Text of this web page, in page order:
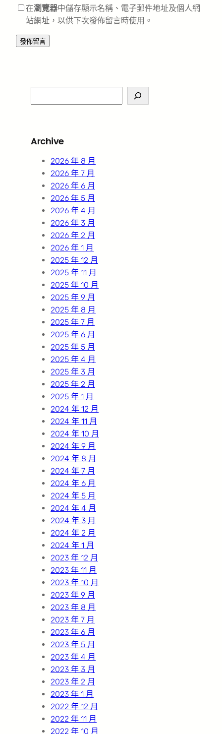
在瀏覽器中儲存顯示名稱、電子郵件地址及個人網
站網址，以供下次發佈留言時使用。
e
c
Archive
2026 年 8 月
2026 年 7 月
2026 年 6 月
2026 年 5 月
2026 年 4 月
2026 年 3 月
2026 年 2 月
2026 年 1 月
2025 年 12 月
2025 年 11 月
2025 年 10 月
2025 年 9 月
2025 年 8 月
2025 年 7 月
2025 年 6 月
2025 年 5 月
2025 年 4 月
2025 年 3 月
2025 年 2 月
2025 年 1 月
2024 年 12 月
2024 年 11 月
2024 年 10 月
2024 年 9 月
2024 年 8 月
2024 年 7 月
2024 年 6 月
2024 年 5 月
2024 年 4 月
2024 年 3 月
2024 年 2 月
2024 年 1 月
2023 年 12 月
2023 年 11 月
2023 年 10 月
2023 年 9 月
2023 年 8 月
2023 年 7 月
2023 年 6 月
2023 年 5 月
2023 年 4 月
2023 年 3 月
2023 年 2 月
2023 年 1 月
2022 年 12 月
2022 年 11 月
2022 年 10 月